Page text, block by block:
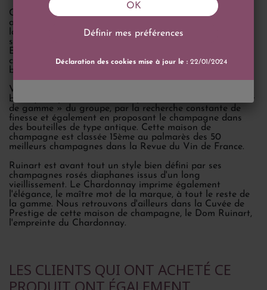
Créée en 1729 par Nicolas Ruinart, cette société familiale
a été rachetée en 1988 par le groupe LVMH. Cependant,
la maison de Champagne Ruinart reste un cas à part au
sein de ce groupe.
En effet, la marque de Champagne Ruinart n'a pas
comme politique de produire des grandes quantités de
bouteilles de champagnes à la vente.
Visant une clientèle de grands restaurants et de
boutiques spécialisées, elle se positionne comme le « haut
de gamme » du groupe, par la recherche constante de
finesse et également en proposant le champagne dans
des bouteilles de type antique. Cette maison de
champagne est classée 15ème au palmarès des 50
meilleurs champagnes dans la Revue du Vin de France.
Ruinart est avant tout un style bien défini par ses
champagnes rosés diaphanes issus d'un long
vieillissement. Le Chardonnay imprime également
l'élégance, le maître mot de la marque, à tout le reste de
la gamme. Nous retrouvons d'ailleurs dans la Cuvée de
Prestige de cette maison de champagne, le Dom Ruinart,
l'empreinte du Chardonnay.
LES CLIENTS QUI ONT ACHETÉ CE
PRODUIT ONT ÉGALEMENT
Définir mes préférences
OK
Déclaration des cookies mise à jour le :22/01/2024